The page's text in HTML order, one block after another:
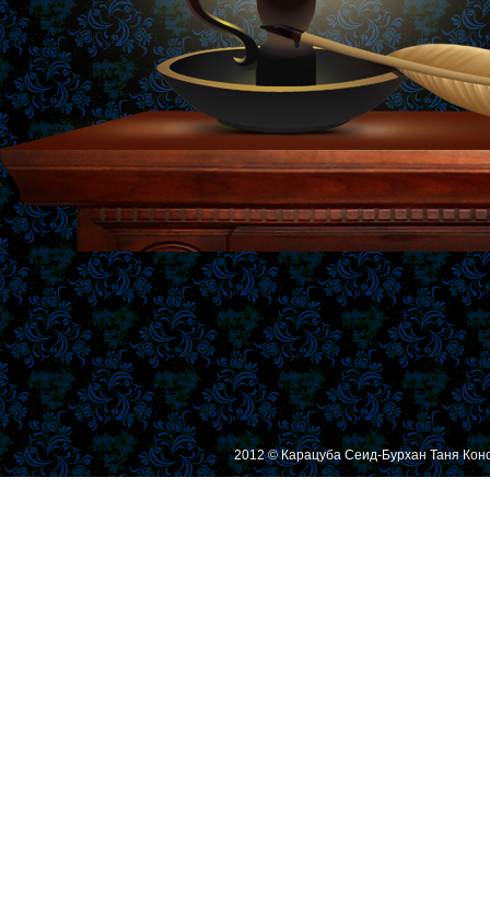
2012 © Карацуба Сеид-Бурхан Таня